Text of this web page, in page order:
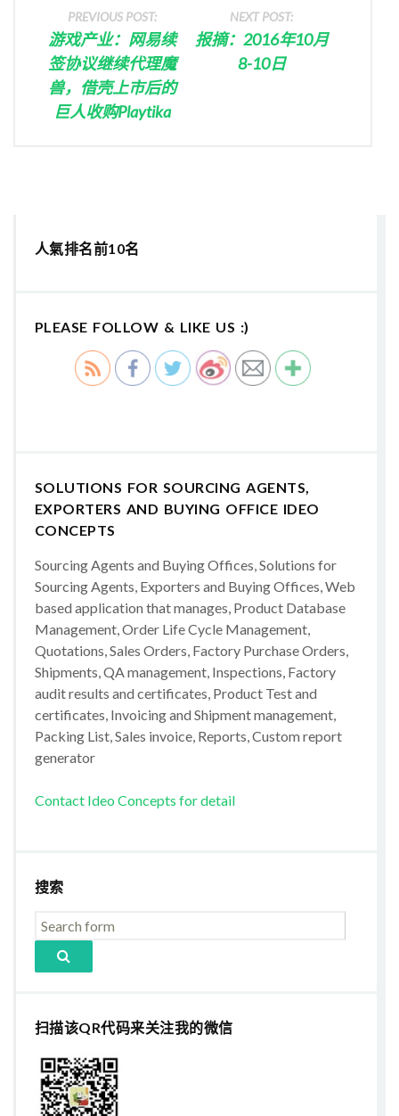
PREVIOUS POST:
游戏产业：网易续
签协议继续代理魔
兽，借壳上市后的
巨人收购Playtika
NEXT POST:
报摘：2016年10月
8-10日
人氣排名前10名
PLEASE FOLLOW & LIKE US :)
SOLUTIONS FOR SOURCING AGENTS,
EXPORTERS AND BUYING OFFICE IDEO
CONCEPTS
Sourcing Agents and Buying Offices, Solutions for
Sourcing Agents, Exporters and Buying Offices, Web
based application that manages, Product Database
Management, Order Life Cycle Management,
Quotations, Sales Orders, Factory Purchase Orders,
Shipments, QA management, Inspections, Factory
audit results and certificates, Product Test and
certificates, Invoicing and Shipment management,
Packing List, Sales invoice, Reports, Custom report
generator
Contact Ideo Concepts for detail
搜索
扫描该QR代码来关注我的微信